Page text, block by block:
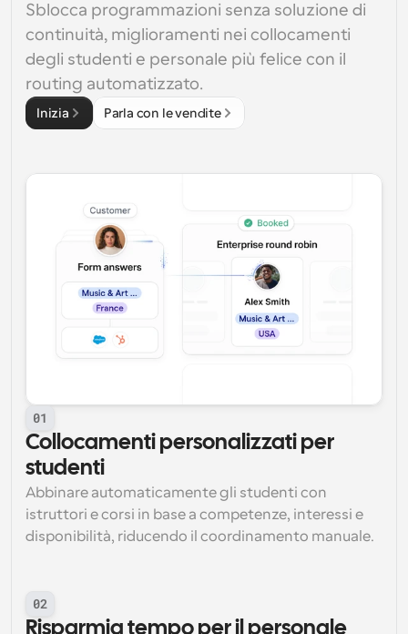
Sblocca programmazioni senza soluzione di
continuità, miglioramenti nei collocamenti
degli studenti e personale più felice con il
routing automatizzato.
Inizia Parla con le vendite
01
Collocamenti personalizzati per
studenti
Abbinare automaticamente gli studenti con
istruttori e corsi in base a competenze, interessi e
disponibilità, riducendo il coordinamento manuale.
02
Risparmia tempo per il personale